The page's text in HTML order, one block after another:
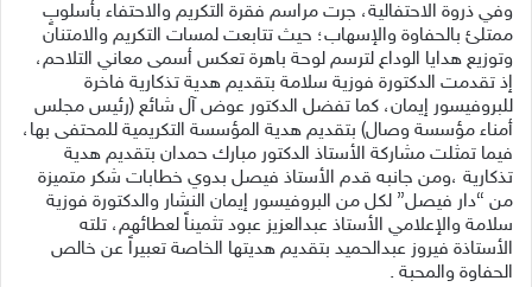
وفي ذروة الاحتفالية، جرت مراسم فقرة التكريم والاحتفاء بأسلوبٍ
ممتلئ بالحفاوة والإسهاب؛ حيث تتابعت لمسات التكريم والامتنان
وتوزيع هدايا الوداع لترسم لوحة باهرة تعكس أسمى معاني التلاحم،
إذ تقدمت الدكتورة فوزية سلامة بتقديم هدية تذكارية فاخرة
للبروفيسور إيمان، كما تفضل الدكتور عوض آل شائع (رئيس مجلس
أمناء مؤسسة وصال) بتقديم هدية المؤسسة التكريمية للمحتفى بها،
فيما تمثلت مشاركة الأستاذ الدكتور مبارك حمدان بتقديم هدية
تذكارية ،ومن جانبه قدم الأستاذ فيصل بدوي خطابات شكر متميزة
من “دار فيصل” لكل من البروفيسور إيمان النشار والدكتورة فوزية
سلامة والإعلامي الأستاذ عبدالعزيز عبود تثميناً لعطائهم، تلته
الأستاذة فيروز عبدالحميد بتقديم هديتها الخاصة تعبيراً عن خالص
الحفاوة والمحبة .